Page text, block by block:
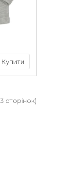
Купити
сторінок)